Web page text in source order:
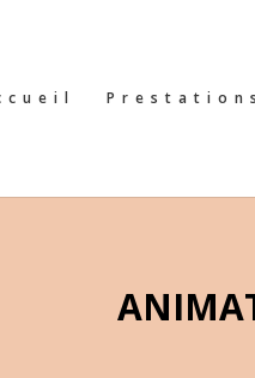
Prestations